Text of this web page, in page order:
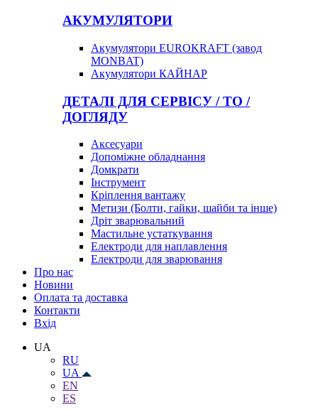
АКУМУЛЯТОРИ
Акумулятори EUROKRAFT (завод
MONBAT)
Акумулятори КАЙНАР
ДЕТАЛІ ДЛЯ СЕРВІСУ / ТО /
ДОГЛЯДУ
Аксесуари
Допоміжне обладнання
Домкрати
Інструмент
Кріплення вантажу
Метизи (Болти, гайки, шайби та інше)
Дріт зварювальний
Мастильне устаткування
Електроди для наплавлення
Електроди для зварювання
Про нас
Новини
Оплата та доставка
Контакти
Вхiд
UA
RU
UA
EN
ES